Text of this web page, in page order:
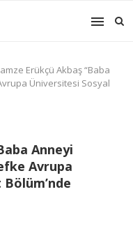
Erükçü Akbaş “Baba
Üniversitesi Sosyal
Anneyi
Avrupa